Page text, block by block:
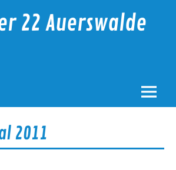
22 Auerswalde
2011